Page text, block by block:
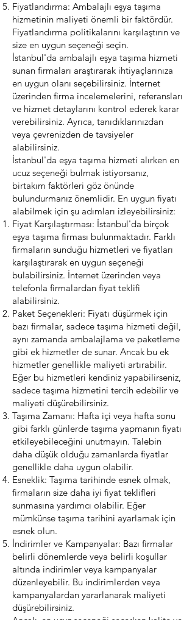
Fiyatlandırma: Ambalajlı eşya taşıma
hizmetinin maliyeti önemli bir faktördür.
Fiyatlandırma politikalarını karşılaştırın ve
size en uygun seçeneği seçin.
İstanbul'da ambalajlı eşya taşıma hizmeti
sunan firmaları araştırarak ihtiyaçlarınıza
en uygun olanı seçebilirsiniz. İnternet
üzerinden firma incelemelerini, referansları
ve hizmet detaylarını kontrol ederek karar
verebilirsiniz. Ayrıca, tanıdıklarınızdan
veya çevrenizden de tavsiyeler
alabilirsiniz.
İstanbul'da eşya taşıma hizmeti alırken en
ucuz seçeneği bulmak istiyorsanız,
birtakım faktörleri göz önünde
bulundurmanız önemlidir. En uygun fiyatı
alabilmek için şu adımları izleyebilirsiniz:
Fiyat Karşılaştırması: İstanbul'da birçok
eşya taşıma firması bulunmaktadır. Farklı
firmaların sunduğu hizmetleri ve fiyatları
karşılaştırarak en uygun seçeneği
bulabilirsiniz. İnternet üzerinden veya
telefonla firmalardan fiyat teklifi
alabilirsiniz.
Paket Seçenekleri: Fiyatı düşürmek için
bazı firmalar, sadece taşıma hizmeti değil,
aynı zamanda ambalajlama ve paketleme
gibi ek hizmetler de sunar. Ancak bu ek
hizmetler genellikle maliyeti artırabilir.
Eğer bu hizmetleri kendiniz yapabilirseniz,
sadece taşıma hizmetini tercih edebilir ve
maliyeti düşürebilirsiniz.
Taşıma Zamanı: Hafta içi veya hafta sonu
gibi farklı günlerde taşıma yapmanın fiyatı
etkileyebileceğini unutmayın. Talebin
daha düşük olduğu zamanlarda fiyatlar
genellikle daha uygun olabilir.
Esneklik: Taşıma tarihinde esnek olmak,
firmaların size daha iyi fiyat teklifleri
sunmasına yardımcı olabilir. Eğer
mümkünse taşıma tarihini ayarlamak için
esnek olun.
İndirimler ve Kampanyalar: Bazı firmalar
belirli dönemlerde veya belirli koşullar
altında indirimler veya kampanyalar
düzenleyebilir. Bu indirimlerden veya
kampanyalardan yararlanarak maliyeti
düşürebilirsiniz.